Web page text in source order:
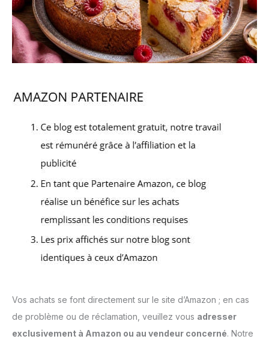
Vos achats se font directement sur le site d’Amazon ; en cas
de problème ou de réclamation, veuillez vous adresser
exclusivement à Amazon ou au vendeur concerné. Notre